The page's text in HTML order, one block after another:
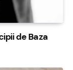
de Baza